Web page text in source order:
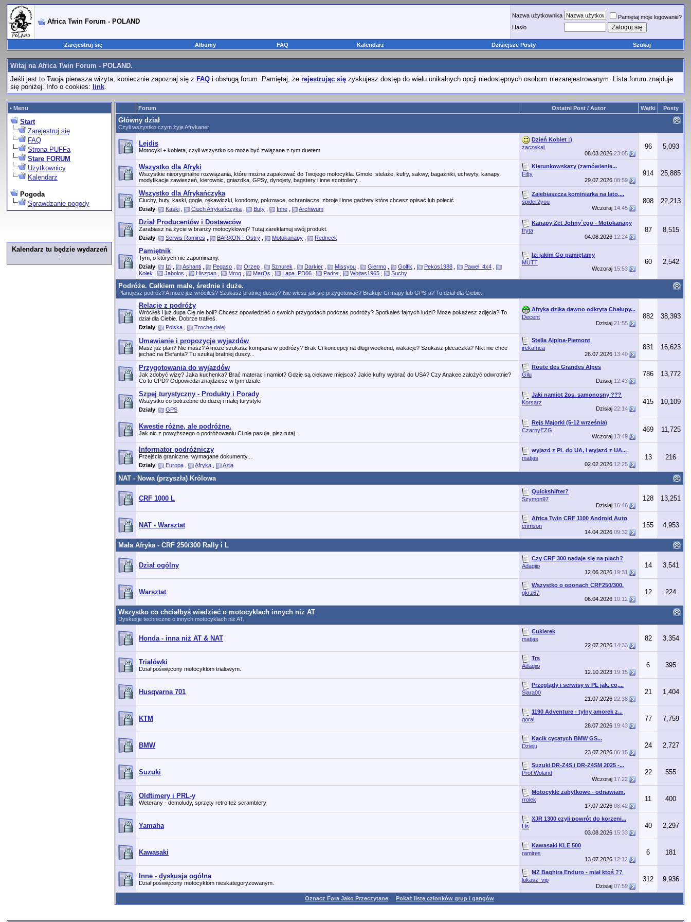
Africa Twin Forum - POLAND
Nazwa użytkownika
Pamiętaj moje logowanie?
Hasło
Zarejestruj się Albumy FAQ Kalendarz Dzisiejsze Posty Szukaj
Witaj na Africa Twin Forum - POLAND.
Jeśli jest to Twoja pierwsza wizyta, koniecznie zapoznaj się z FAQ i obsługą forum. Pamiętaj, że rejestrując się zyskujesz dostęp do wielu unikalnych opcji niedostępnych osobom niezarejestrowanym. Lista forum znajduje
się poniżej. Info o cookies:
link.
• Menu
Start
Zarejestruj się
FAQ
Strona PUFFa
Stare FORUM
Użytkownicy
Kalendarz
Pogoda
Sprawdzanie pogody
Kalendarz tu będzie wydarzeń
:
Forum Ostatni Post / Autor Wątki Posty
Główny dział
Czyli wszystko czym żyje Afrykaner
Lejdis
Motocykl + kobieta, czyli wszystko co może być związane z tym duetem
Dzień Kobiet :)
zaczekaj
08.03.2026 23:05
96 5,093
Wszystko dla Afryki
Wszystkie nieoryginalne rozwiązania, które można zapakować do Twojego motocykla. Gmole, stelaże, kufry, sakwy, bagażniki, uchwyty, kanapy,
modyfikacje zawieszeń, kierownic, gniazdka, GPSy, dynojety, bagstery i inne scottoilery...
Kierunkowskazy (zamówienie...
Fifty
29.07.2026 08:59
914 25,885
Wszystko dla Afrykańczyka
Ciuchy, buty, kaski, gogle, rękawiczki, kondomy, pokrowce, ochraniacze, zbroje i inne gadżety które chcesz opisać lub polecić
Działy: Kaski Ciuch Afrykańczyka Buty Inne Archiwum
Zajebiaszcza kominiarka na lato,...
spider2you
Wczoraj 14:45
808 22,213
Dział Producentów i Dostawców
Zarabiasz na życie w branży motocyklowej? Tutaj zareklamuj swój produkt.
Działy: Serwis Ramires BARXON - Ostry Motokanapy Redneck
Kanapy Zet Johny`ego - Motokanapy
fryta
04.08.2026 12:24
87 8,515
Pamiętnik
Tym, o których nie zapominamy.
Działy: Izi Ashanti Pegaso Orzep Sznurek Darkier Missyou Giermo Golfik Pekos1988 Paweł_4x4
Kołek
Jabolos Hiszpan Mroq MarQs Lapa_PD06 Padre Wojtas1965 Suchy
Izi jakim Go pamiętamy
MUTT
Wczoraj 15:53
60 2,542
Podróże. Całkiem małe, średnie i duże.
Planujesz podróż? A może już wróciłeś? Szukasz bratniej duszy? Nie wiesz jak się przygotować? Brakuje Ci mapy lub GPS-a? To dział dla Ciebie.
Relacje z podróży
Wróciłeś i już dupa Cię nie boli? Chcesz opowiedzieć o swoich przygodach podczas podróży? Spotkałeś fajnych ludzi? Może pokażesz zdjęcia? To
dział dla Ciebie. Dobrze trafiłeś.
Działy: Polska Trochę dalej
Afryka dzika dawno odkryta Chałupy...
Decent
Dzisiaj 21:55
882 38,393
Umawianie i propozycje wyjazdów
Masz już plan? Nie masz? A może szukasz kompana w podróży? Brak Ci koncepcji na długi weekend, wakacje? Szukasz plecaczka? Nikt nie chce
jechać na Elefanta? Tu szukaj bratniej duszy...
Stella Alpina-Piemont
irekafrica
26.07.2026 13:40
831 16,623
Przygotowania do wyjazdów
Jak zdobyć wizę? Jaka kuchenka? Brać materac i namiot? Gdzie są ciekawe miejsca? Jakie kufry wybrać do USA? Czy Anakee założyć odwrotnie?
Co to CPD? Odpowiedzi znajdziesz w tym dziale.
Route des Grandes Alpes
Gilu
Dzisiaj 12:43
786 13,772
Szpej turystyczny - Produkty i Porady
Wszystko co potrzebne do dużej i małej turystyki
Działy: GPS
Jaki namiot 2os. samonosny ???
Korsarz
Dzisiaj 22:14
415 10,109
Kwestie różne, ale podróżne.
Jak nic z powyższego o podróżowaniu Ci nie pasuje, pisz tutaj...
Rejs Majorki (5-12 września)
CzarnyEZG
Wczoraj 13:49
469 11,725
Informator podróżniczy
Przejścia graniczne, wymagane dokumenty...
Działy: Europa Afryka Azja
wyjazd z PL do UA, I wyjazd z UA...
matjas
02.02.2026 12:25
13 216
NAT - Nowa (przyszła) Królowa
CRF 1000 L
Quickshifter?
Szymon97
Dzisiaj 16:46
128 13,251
NAT - Warsztat
Africa Twin CRF 1100 Android Auto
crimson
14.04.2026 09:32
155 4,953
Mała Afryka - CRF 250/300 Rally i L
Dział ogólny
Czy CRF 300 nadaje się na piach?
Adagiio
12.06.2026 19:31
14 3,541
Warsztat
Wszystko o oponach CRF250/300.
gkrz67
06.04.2026 10:12
12 224
Wszystko co chciałbyś wiedzieć o motocyklach innych niż AT
Dyskusje techniczne o innych motocyklach niż AT.
Honda - inna niż AT & NAT
Cukierek
matjas
22.07.2026 14:33
82 3,354
Trialówki
Dział poświęcony motocyklom trialowym.
Trs
Adagiio
12.10.2023 19:15
6 395
Husqvarna 701
Przeglądy i serwisy w PL jak, co,...
Siara00
21.07.2026 22:38
21 1,404
KTM
1190 Adventure - tylny amorek z...
goral
28.07.2026 19:43
77 7,759
BMW
Kącik cycatych BMW GS...
Dzieju
23.07.2026 06:15
24 2,727
Suzuki
Suzuki DR-Z4S i DR-Z4SM 2025 -...
Prof.Woland
Wczoraj 17:22
22 555
Oldtimery i PRL-y
Weterany - demoludy, sprzęty retro też scramblery
Motocykle zabytkowe - odnawiam.
rrolek
17.07.2026 08:42
11 400
Yamaha
XJR 1300 czyli powrót do korzeni...
Lis
03.08.2026 15:33
40 2,297
Kawasaki
Kawasaki KLE 500
ramires
13.07.2026 12:12
6 181
Inne - dyskusja ogólna
Dział poświęcony motocyklom nieskategoryzowanym.
MZ Baghira Enduro - miał ktoś ??
lukasz_vip
Dzisiaj 07:59
312 9,936
Oznacz Fora Jako Przeczytane Pokaż listę członków grup i gangów